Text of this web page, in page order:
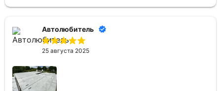
Автолюбитель
25 августа 2025